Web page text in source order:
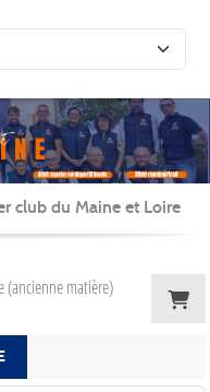
club du Maine et Loire
(ancienne matière)